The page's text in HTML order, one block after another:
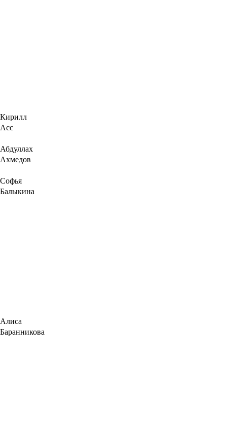
Кирилл
Асс
Абдуллах
Ахмедов
Софья
Балыкина
Алиса
Баранникова